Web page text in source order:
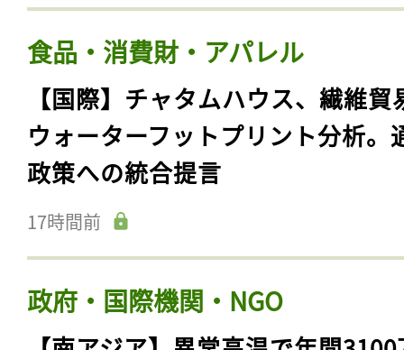
食品・消費財・アパレル
【国際】チャタムハウス、繊維貿
ウォーターフットプリント分析。
政策への統合提言
17時間前
政府・国際機関・NGO